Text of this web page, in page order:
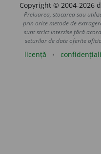
Copyright © 2004-2026
Preluarea, stocarea sau
prin orice metode de
sunt strict interzise fără
seturilor de date oferite
licență